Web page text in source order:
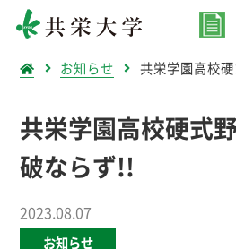
お知らせ 共栄学園高校
共栄学園高校硬式
破ならず!!
2023.08.07
お知らせ